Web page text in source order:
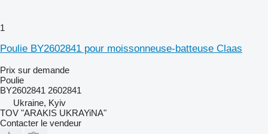
1
Poulie BY2602841 pour moissonneuse-batteuse Claas
Prix sur demande
Poulie
BY2602841 2602841
Ukraine, Kyiv
TOV "ARAKIS UKRAYiNA"
Contacter le vendeur